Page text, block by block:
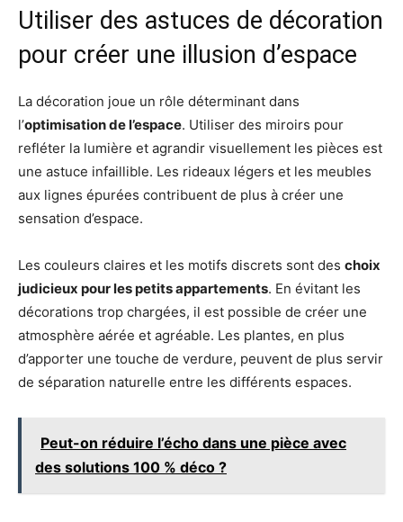
Utiliser des astuces de décoration
pour créer une illusion d’espace
La décoration joue un rôle déterminant dans
l’optimisation de l’espace. Utiliser des miroirs pour
refléter la lumière et agrandir visuellement les pièces est
une astuce infaillible. Les rideaux légers et les meubles
aux lignes épurées contribuent de plus à créer une
sensation d’espace.
Les couleurs claires et les motifs discrets sont des choix
judicieux pour les petits appartements. En évitant les
décorations trop chargées, il est possible de créer une
atmosphère aérée et agréable. Les plantes, en plus
d’apporter une touche de verdure, peuvent de plus servir
de séparation naturelle entre les différents espaces.
Peut-on réduire l’écho dans une pièce avec
des solutions 100 % déco ?